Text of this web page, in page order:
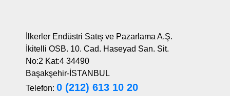
İlkerler Endüstri Satış ve Pazarlama A.Ş.
İkitelli OSB. 10. Cad. Haseyad San. Sit.
No:2 Kat:4 34490
Başakşehir-İSTANBUL
Telefon: 0 (212) 613 10 20